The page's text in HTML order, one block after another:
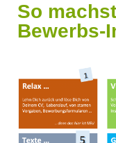
So
Bewerbs-